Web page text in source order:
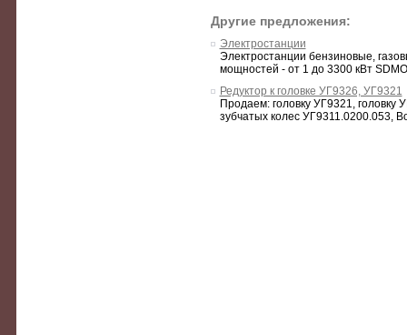
Другие предложения:
Электростанции
Электростанции бензиновые,
мощностей - от 1 до 3300 кВт
Редуктор к головке УГ9326, УГ9321
Продаем: головку УГ9321, головку
зубчатых колес УГ9311.0200.053,